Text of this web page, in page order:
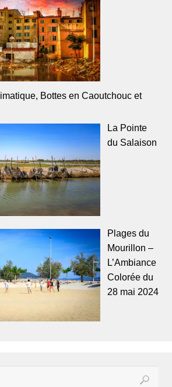
Bottes en Caoutchouc et
La Pointe
du Salaison
Plages du
Mourillon –
L’Ambiance
Colorée du
28 mai 2024